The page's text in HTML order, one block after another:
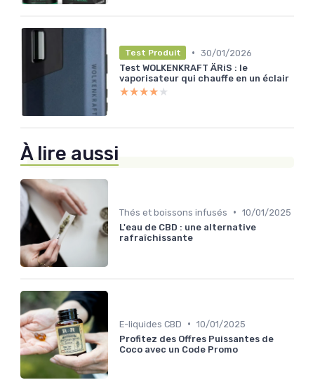
Test Produit • 30/01/2026
Test WOLKENKRAFT ÄRiS : le
vaporisateur qui chauffe en un éclair
★★★★★
★★★★★
À lire aussi
Thés et boissons infusés • 10/01/2025
L'eau de CBD : une alternative
rafraîchissante
E-liquides CBD • 10/01/2025
Profitez des Offres Puissantes de
Coco avec un Code Promo